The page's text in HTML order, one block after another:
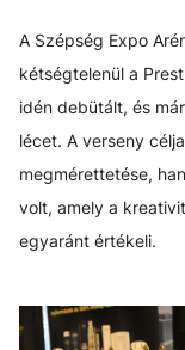
A Szépség Expo
kétségtelenül a
idén debütált, és
lécet. A verseny
megmérettetése,
volt, amely a
egyaránt értékeli.